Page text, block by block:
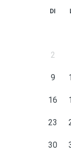
DI
2
9
16
23
30